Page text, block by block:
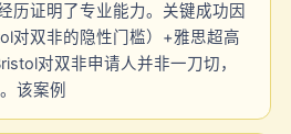
历证明了专业能力。关键成功因
对双非的隐性门槛）+雅思超高
对双非申请人并非一刀切，
该案例